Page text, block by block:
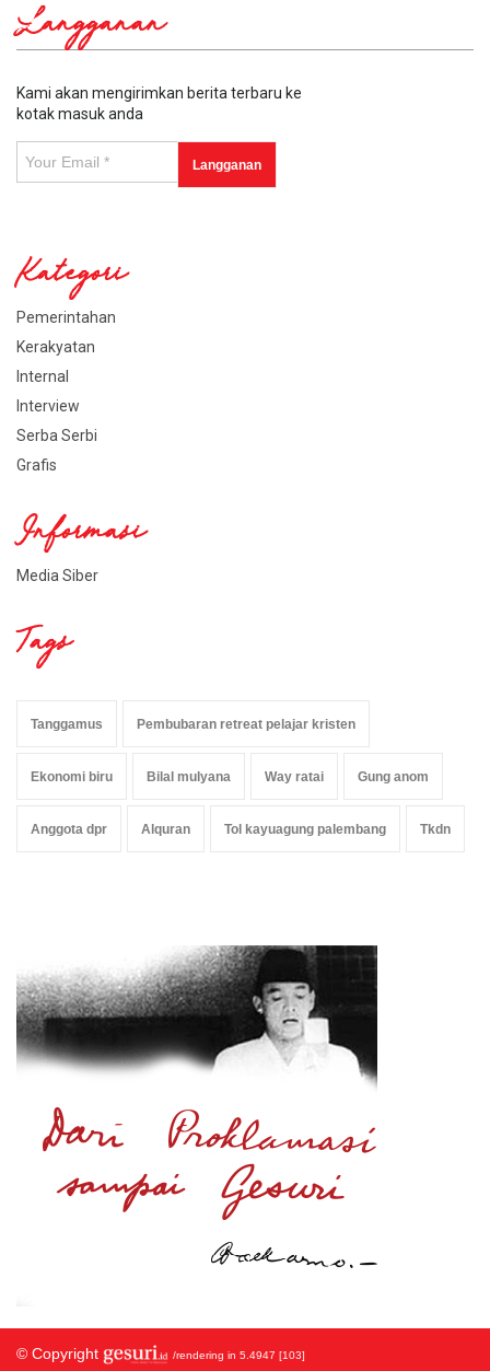
Langganan
Kami akan mengirimkan berita terbaru ke
kotak masuk anda
Kategori
Pemerintahan
Kerakyatan
Internal
Interview
Serba Serbi
Grafis
Informasi
Media Siber
Tags
Tanggamus Pembubaran retreat pelajar kristen
Ekonomi biru Bilal mulyana Way ratai Gung anom
Anggota dpr Alquran Tol kayuagung palembang Tkdn
© Copyright /rendering in 5.4947 [103]